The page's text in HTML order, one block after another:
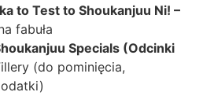
to Test to Shoukanjuu Ni! –
fabuła
Specials (Odcinki
(do pominięcia,